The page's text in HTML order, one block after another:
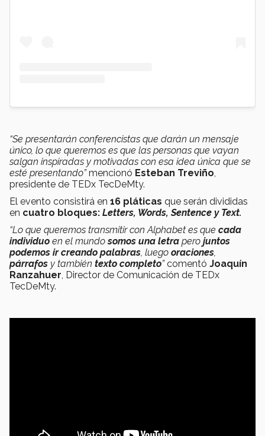
“Se presentarán conferencistas que darán un mensaje
único, lo que queremos es que las personas que vayan
salgan inspiradas y motivadas con esa idea única que se
esté presentando”mencionó Esteban Treviño,
presidente de TEDx TecDeMty.
El evento consistirá en 16 pláticas que serán divididas
en cuatro bloques: Letters, Words, Sentence y Text.
“Lo que queremos transmitir con Alphabet es que cada
individuo en el mundosomos una letra pero juntos
podemos ir creando palabras, luego oraciones,
párrafos y también texto completo”comentó Joaquín
Ranzahuer, Director de Comunicación de TEDx
TecDeMty.